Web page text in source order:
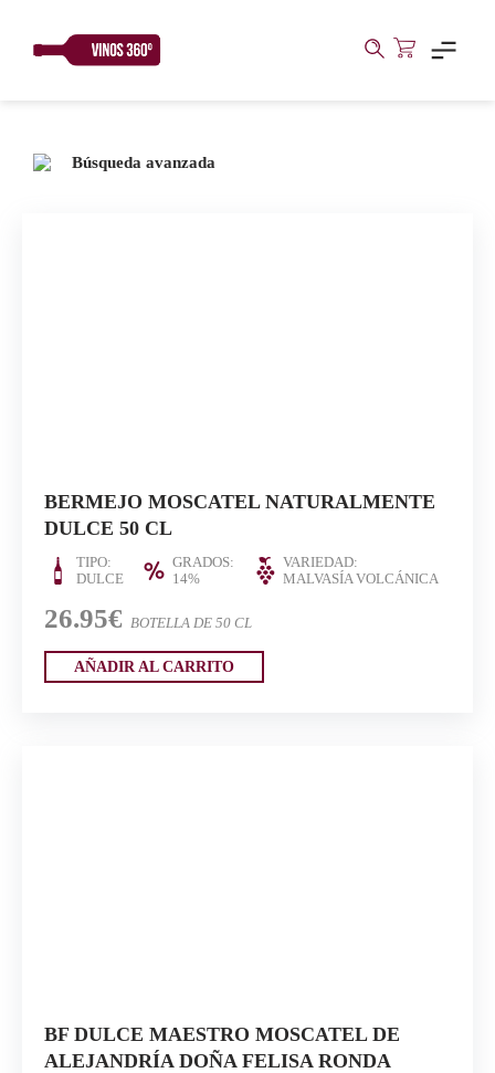
content
Búsqueda avanzada
BERMEJO MOSCATEL NATURALMENTE
DULCE 50 CL
TIPO:
DULCE
GRADOS:
14%
VARIEDAD:
MALVASÍA VOLCÁNICA
26.95€ BOTELLA DE 50 CL
AÑADIR AL CARRITO
BF DULCE MAESTRO MOSCATEL DE
ALEJANDRÍA DOÑA FELISA RONDA